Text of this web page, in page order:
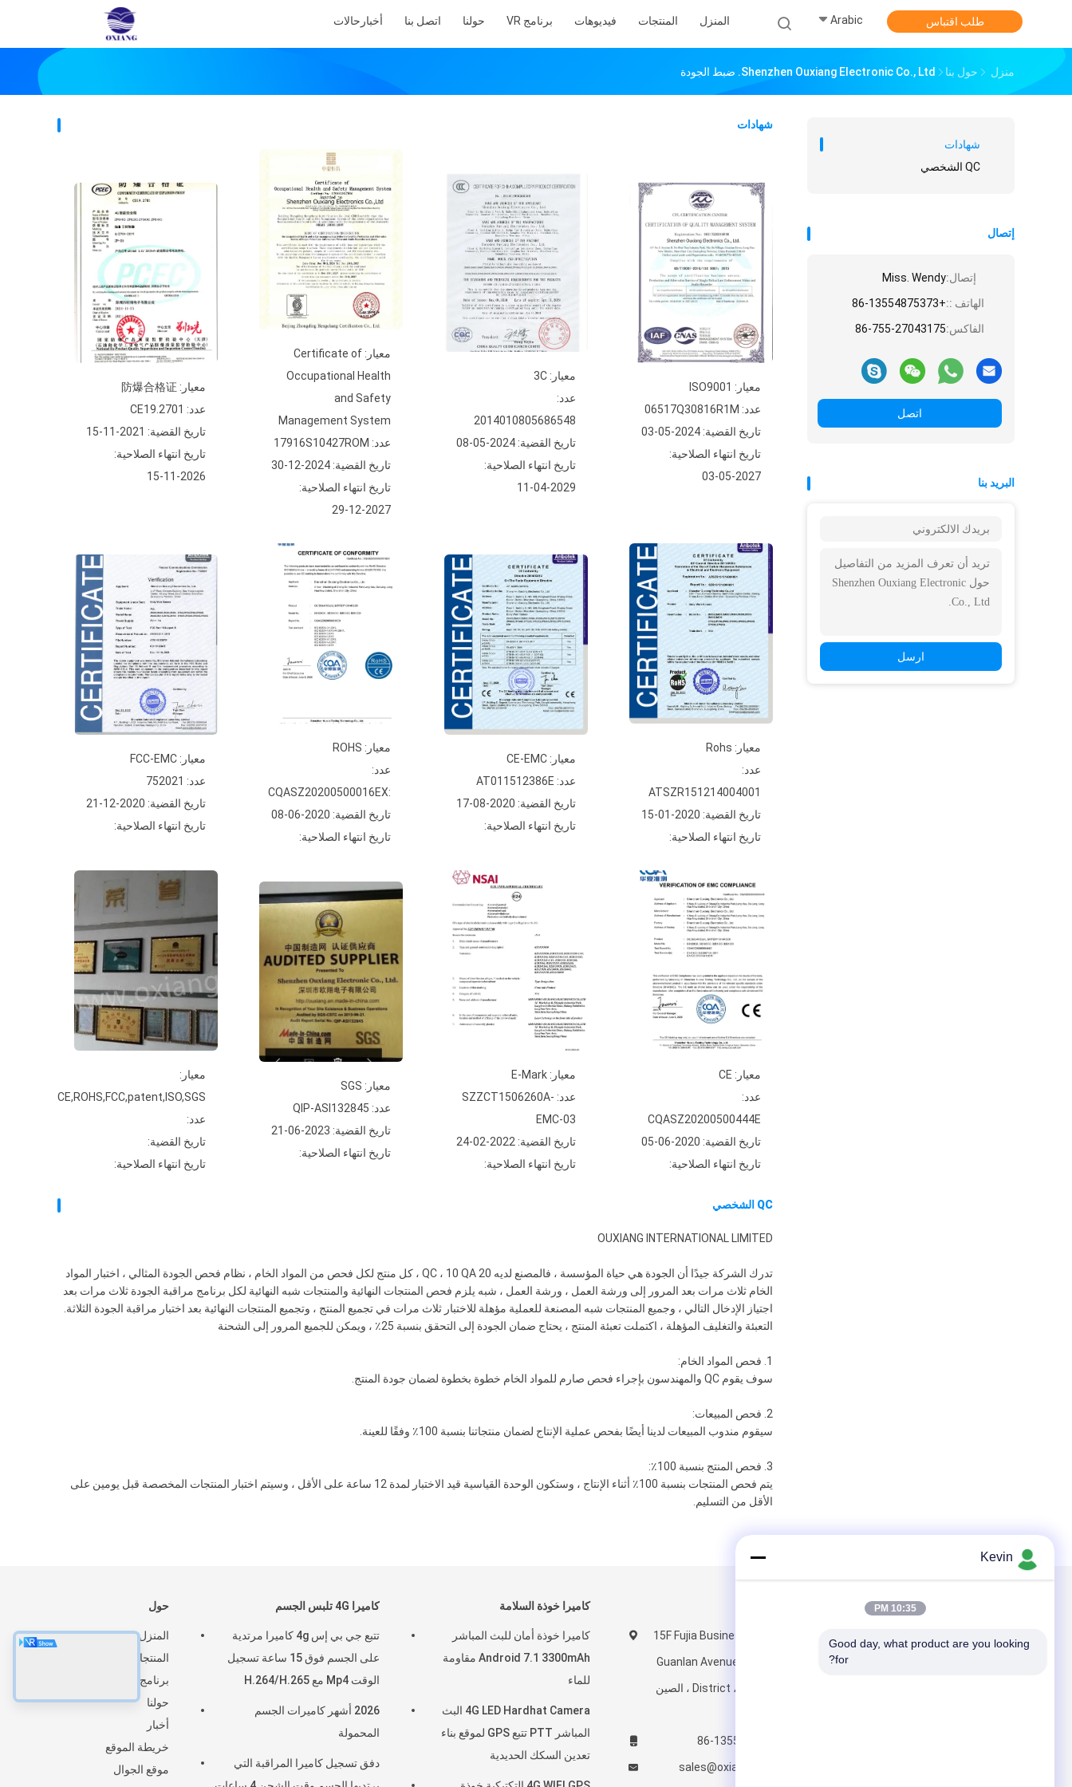
المنزل المنتجات فيديوهات برنامج VR حولنا اتصل بنا أخبار حالات Arabic طلب اقتباس
منزل حول بنا Shenzhen Ouxiang Electronic Co., Ltd. ضبط الجودة
شهادات
معيار: ISO9001
عدد: 06517Q30816R1M
تاريخ القضية: 2024-05-03
تاريخ انتهاء الصلاحية:
2027-05-03
معيار: 3C
عدد:
2014010805686548
تاريخ القضية: 2024-05-08
تاريخ انتهاء الصلاحية:
2029-04-11
معيار: Certificate of
Occupational Health
and Safety
Management System
عدد: 17916S10427ROM
تاريخ القضية: 2024-12-30
تاريخ انتهاء الصلاحية:
2027-12-29
معيار: 防爆合格证
عدد: CE19.2701
تاريخ القضية: 2021-11-15
تاريخ انتهاء الصلاحية:
2026-11-15
معيار: Rohs
عدد:
ATSZR151214004001
تاريخ القضية: 2020-01-15
تاريخ انتهاء الصلاحية:
معيار: CE-EMC
عدد: AT011512386E
تاريخ القضية: 2020-08-17
تاريخ انتهاء الصلاحية:
معيار: ROHS
عدد:
:CQASZ20200500016EX
تاريخ القضية: 2020-06-08
تاريخ انتهاء الصلاحية:
معيار: FCC-EMC
عدد: 752021
تاريخ القضية: 2020-12-21
تاريخ انتهاء الصلاحية:
معيار: CE
عدد:
CQASZ20200500444E
تاريخ القضية: 2020-06-05
تاريخ انتهاء الصلاحية:
معيار: E-Mark
عدد: SZZCT1506260A-
EMC-03
تاريخ القضية: 2022-02-24
تاريخ انتهاء الصلاحية:
معيار: SGS
عدد: QIP-ASI132845
تاريخ القضية: 2023-06-21
تاريخ انتهاء الصلاحية:
معيار:
CE,ROHS,FCC,patent,ISO,SGS
عدد:
تاريخ القضية:
تاريخ انتهاء الصلاحية:
QC الشخصي
OUXIANG INTERNATIONAL LIMITED
تدرك الشركة جيدًا أن الجودة هي حياة المؤسسة ، فالمصنع لديه 20 QC ، 10 QA ، كل منتج لكل فحص من المواد الخام ، نظام فحص الجودة المثالي ، اختبار المواد
الخام ثلاث مرات بعد المرور إلى ورشة العمل ، ورشة العمل ، شبه يلزم فحص المنتجات النهائية والمنتجات شبه النهائية لكل برنامج مراقبة الجودة ثلاث مرات بعد
اجتياز الإدخال التالي ، وجميع المنتجات شبه المصنعة للعملية مؤهلة للاختبار ثلاث مرات في تجميع المنتج ، وتجميع المنتجات النهائية بعد اختبار مراقبة الجودة الثلاثة.
التعبئة والتغليف المؤهلة ، اكتملت تعبئة المنتج ، يحتاج ضمان الجودة إلى التحقق بنسبة 25٪ ، ويمكن للجميع المرور إلى الشحنة
1. فحص المواد الخام:
سوف يقوم QC والمهندسون بإجراء فحص صارم للمواد الخام خطوة بخطوة لضمان جودة المنتج.
2. فحص المبيعات:
سيقوم مندوب المبيعات لدينا أيضًا بفحص عملية الإنتاج لضمان منتجاتنا بنسبة 100٪ وفقًا للعينة.
3. فحص المنتج بنسبة 100٪:
يتم فحص المنتجات بنسبة 100٪ أثناء الإنتاج ، وستكون الوحدة القياسية قيد الاختبار لمدة 12 ساعة على الأقل ، وسيتم اختبار المنتجات المخصصة قبل يومين على
الأقل من التسليم.
شهادات
QC الشخصي
إتصال
إتصال:Miss. Wendy
الهاتف ::+86-13554875373
الفاكس:86-755-27043175
اتصل
البريد بنا
ارسل
حول
المنزل
المنتجات
برنامج VR
حولنا
أخبار
خريطة الموقع
موقع الجوال
كاميرا 4G تلبس الجسم
تتبع جي بي إس 4g كاميرا مرتدية
على الجسم فوق 15 ساعة تسجيل
الوقت Mp4 مع H.264/H.265
2026 أشهر كاميرات الجسم
المحمولة
دفق تسجيل كاميرا المراقبة التي
كاميرا خوذة السلامة
كاميرا خوذة أمان للبث المباشر
Android 7.1 3300mAh مقاومة
للماء
4G LED Hardhat Camera البث
المباشر PTT تتبع GPS لموقع بناء
تعدين السكك الحديدية
15F Fujia Business Centre ،
Guanlan Avenue ، Longhua
District ، Shenzhen ، الصين
sales@oxiang.com.cn
Kevin
10:35 PM
Good day, what product are you looking
for?